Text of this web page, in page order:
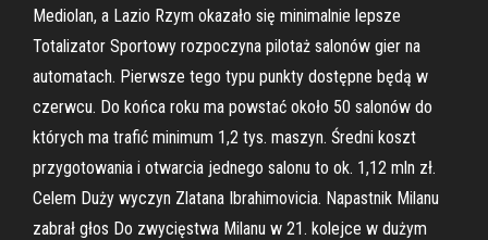
Mediolan, a Lazio Rzym okazało się minimalnie lepsze
Totalizator Sportowy rozpoczyna pilotaż salonów gier na
automatach. Pierwsze tego typu punkty dostępne będą w
czerwcu. Do końca roku ma powstać około 50 salonów do
których ma trafić minimum 1,2 tys. maszyn. Średni koszt
przygotowania i otwarcia jednego salonu to ok. 1,12 mln zł.
Celem Duży wyczyn Zlatana Ibrahimovicia. Napastnik Milanu
zabrał głos Do zwycięstwa Milanu w 21. kolejce w dużym